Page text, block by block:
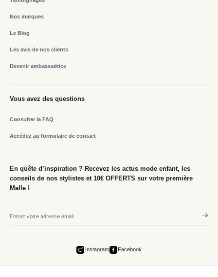
Nos marques
Le Blog
Les avis de nos clients
Devenir ambassadrice
Vous avez des questions
Consulter la FAQ
Accédez au formulaire de contact
En quête d’inspiration ? Recevez les actus mode enfant, les
conseils de nos stylistes et 10€ OFFERTS sur votre première
Malle !
Instagram Facebook